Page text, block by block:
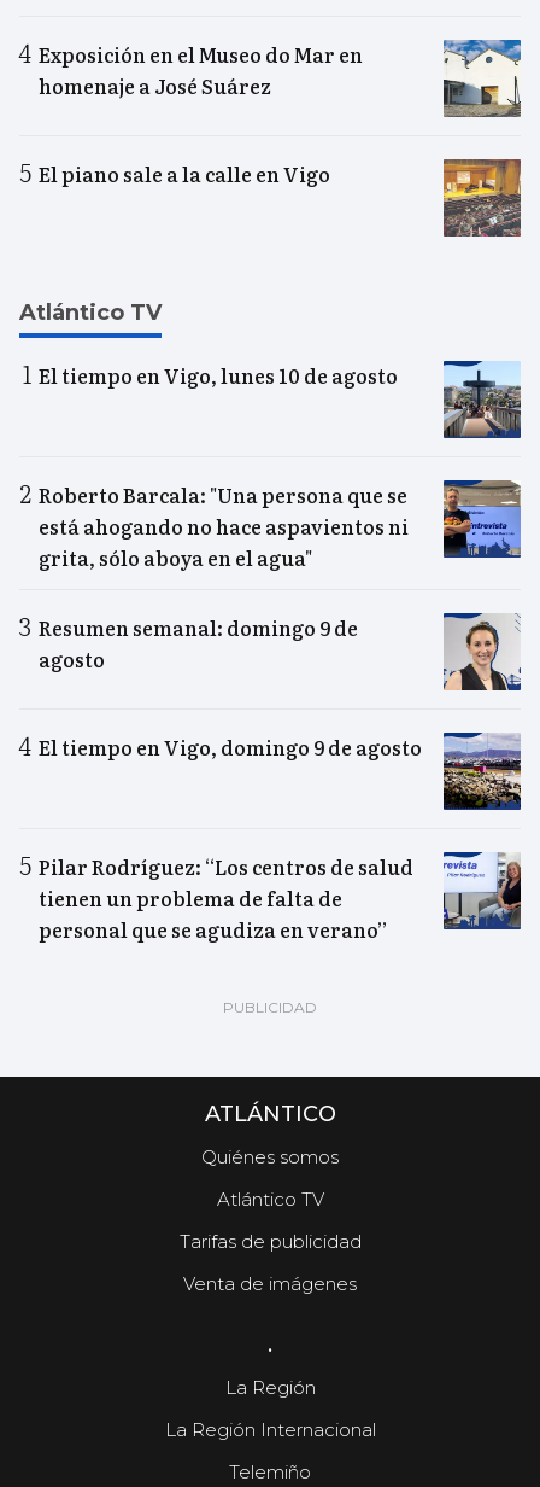
Exposición en el Museo do Mar en
homenaje a José Suárez
El piano sale a la calle en Vigo
Atlántico TV
El tiempo en Vigo, lunes 10 de agosto
Roberto Barcala: "Una persona que se
está ahogando no hace aspavientos ni
grita, sólo aboya en el agua"
Resumen semanal: domingo 9 de
agosto
El tiempo en Vigo, domingo 9 de agosto
Pilar Rodríguez: “Los centros de salud
tienen un problema de falta de
personal que se agudiza en verano”
ATLÁNTICO
Quiénes somos
Atlántico TV
Tarifas de publicidad
Venta de imágenes
.
La Región
La Región Internacional
Telemiño